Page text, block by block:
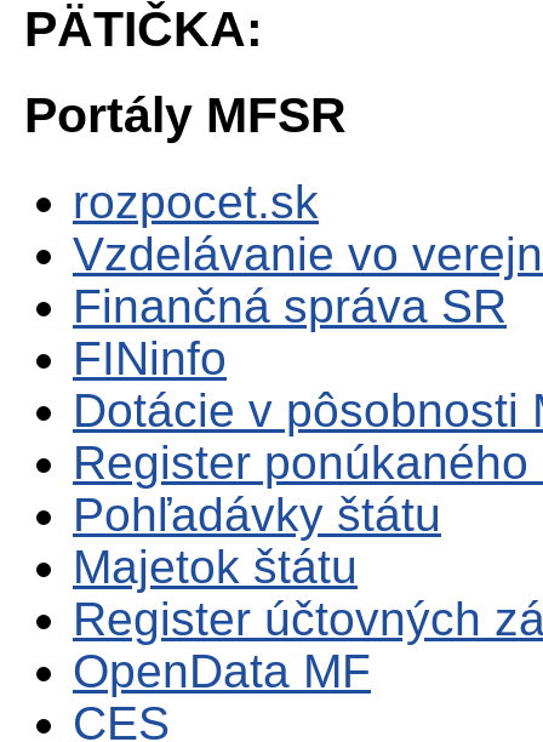
PÄTIČKA:
Portály MFSR
rozpocet.sk
Vzdelávanie vo
Finančná správa SR
FINinfo
Dotácie v pôsobnosti
Register
Pohľadávky štátu
Majetok štátu
Register účtovných
OpenData MF
CES